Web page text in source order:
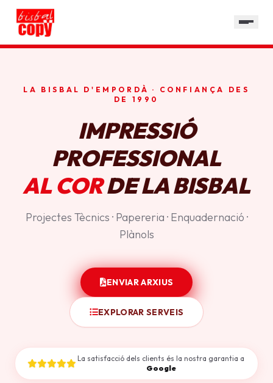
HORARI
LA BISBAL D'EMPORDÀ · CONFIANÇA DES
DE 1990
IMPRESSIÓ
PROFESSIONAL
AL CORDE LA BISBAL
Projectes Tècnics · Papereria · Enquadernació ·
Plànols
ENVIAR ARXIUS
EXPLORAR SERVEIS
La satisfacció dels clients és la nostra garantia a
Google